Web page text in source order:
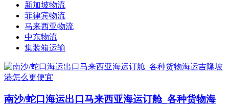
新加坡物流
菲律宾物流
马来西亚物流
中东物流
集装箱运输
南沙/蛇口海运出口马来西亚海运订舱_各种货物海